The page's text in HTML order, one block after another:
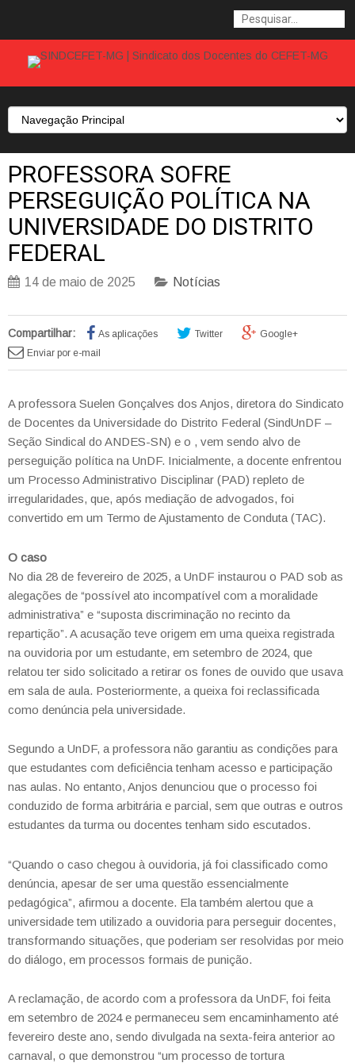
PROFESSORA SOFRE
PERSEGUIÇÃO POLÍTICA NA
UNIVERSIDADE DO DISTRITO
FEDERAL
14 de maio de 2025 Notícias
Compartilhar: As aplicações Twitter
Google+
Enviar por e-mail
A professora Suelen Gonçalves dos Anjos, diretora do Sindicato
de Docentes da Universidade do Distrito Federal (SindUnDF –
Seção Sindical do ANDES-SN) e o , vem sendo alvo de
perseguição política na UnDF. Inicialmente, a docente enfrentou
um Processo Administrativo Disciplinar (PAD) repleto de
irregularidades, que, após mediação de advogados, foi
convertido em um Termo de Ajustamento de Conduta (TAC).
O caso
No dia 28 de fevereiro de 2025, a UnDF instaurou o PAD sob as
alegações de “possível ato incompatível com a moralidade
administrativa” e “suposta discriminação no recinto da
repartição”. A acusação teve origem em uma queixa registrada
na ouvidoria por um estudante, em setembro de 2024, que
relatou ter sido solicitado a retirar os fones de ouvido que usava
em sala de aula. Posteriormente, a queixa foi reclassificada
como denúncia pela universidade.
Segundo a UnDF, a professora não garantiu as condições para
que estudantes com deficiência tenham acesso e participação
nas aulas. No entanto, Anjos denunciou que o processo foi
conduzido de forma arbitrária e parcial, sem que outras e outros
estudantes da turma ou docentes tenham sido escutados.
“Quando o caso chegou à ouvidoria, já foi classificado como
denúncia, apesar de ser uma questão essencialmente
pedagógica”, afirmou a docente. Ela também alertou que a
universidade tem utilizado a ouvidoria para perseguir docentes,
transformando situações, que poderiam ser resolvidas por meio
do diálogo, em processos formais de punição.
A reclamação, de acordo com a professora da UnDF, foi feita
em setembro de 2024 e permaneceu sem encaminhamento até
fevereiro deste ano, sendo divulgada na sexta-feira anterior ao
carnaval, o que demonstrou “um processo de tortura